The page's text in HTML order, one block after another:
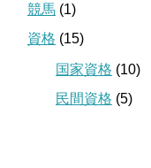
競馬 (1)
資格 (15)
国家資格 (10)
民間資格 (5)